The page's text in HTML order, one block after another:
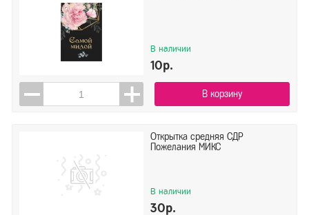
В наличии
10р.
В корзину
Открытка средняя СДР
Пожелания МИКС
В наличии
30р.